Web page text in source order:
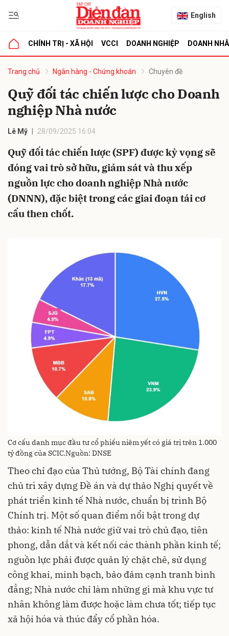
English
CHÍNH TRỊ - XÃ HỘI VCCI DOANH NGHIỆP DOANH
Trang chủ Ngân hàng - Chứng khoán Chuyên đề
Quỹ đối tác chiến lược cho Doanh
nghiệp Nhà nước
Lê Mỹ 28/09/2025 16:04
Quỹ đối tác chiến lược (SPF) được kỳ vọng sẽ
đóng vai trò sở hữu, giám sát và thu xếp
nguồn lực cho doanh nghiệp Nhà nước
(DNNN), đặc biệt trong các giai đoạn tái cơ
cấu then chốt.
Cơ cấu danh mục đầu tư cổ phiếu niêm yết có giá trị trên 1.000
tỷ đồng của SCIC.Nguồn: DNSE
Theo chỉ đạo của Thủ tướng, Bộ Tài chính đang
chủ trì xây dựng Đề án và dự thảo Nghị quyết về
phát triển kinh tế Nhà nước, chuẩn bị trình Bộ
Chính trị. Một số quan điểm nổi bật trong dự
thảo: kinh tế Nhà nước giữ vai trò chủ đạo, tiên
phong, dẫn dắt và kết nối các thành phần kinh tế;
nguồn lực phải được quản lý chặt chẽ, sử dụng
công khai, minh bạch, bảo đảm cạnh tranh bình
đẳng; Nhà nước chỉ làm những gì mà khu vực tư
nhân không làm được hoặc làm chưa tốt; tiếp tục
xã hội hóa và thúc đẩy cổ phần hóa.
luận
Hủy